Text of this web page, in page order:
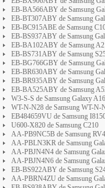
EB-BA566ABY de Samsung
EB-BT307ABY de Samsung
EB-BC915ABE de Samsung
EB-BS937ABY de Samsung
EB-BA102ABY de Samsung
EB-BS731ABY de Samsung
EB-BG766GBY de Samsung
EB-BR630ABY de Samsung
EB-BR935ABY de Samsung
EB-BA525ABY de Samsung
W3-S-S de Samsung Galaxy
WT-N-N28 de Samsung WT-N-
EB484659VU de Samsung
U600-X820 de Samsung C210
AA-PB9NC5B de Samsung
AA-PBLN3KR de Samsung
AA-PBJN4N4 de Samsung
AA-PBJN4N6 de Samsung
EB-BS922ABY de Samsung
AA-PBRN4ZU de Samsung